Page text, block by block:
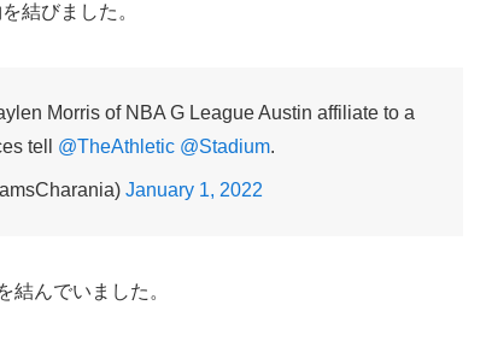
結びました。
Morris of NBA G League Austin affiliate to a
tell @TheAthletic @Stadium.
January 1, 2022
結んでいました。